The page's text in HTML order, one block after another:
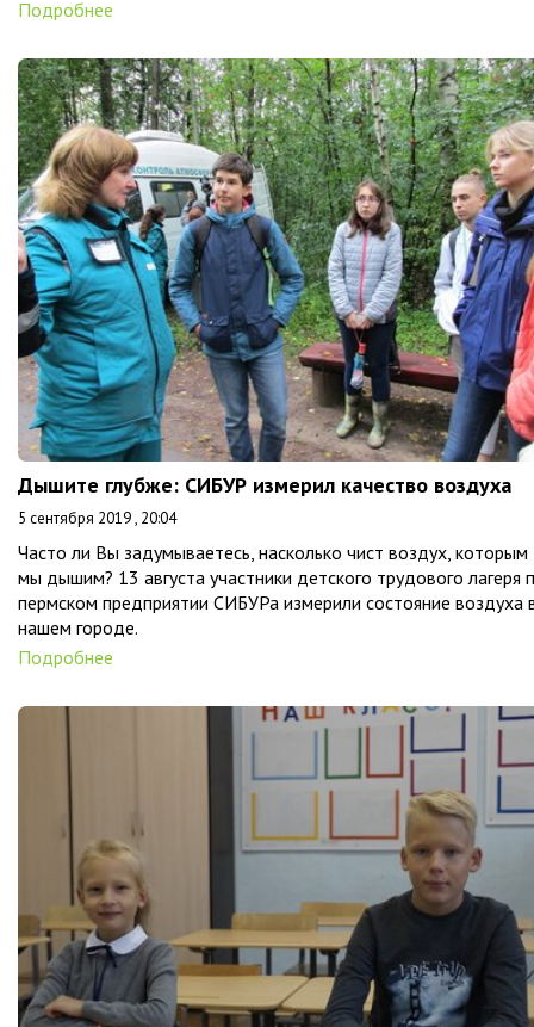
Подробнее
Дышите глубже: СИБУР измерил качество воздуха
5 сентября 2019 , 20:04
Часто ли Вы задумываетесь, насколько чист воздух, которым
мы дышим? 13 августа участники детского трудового лагеря
пермском предприятии СИБУРа измерили состояние воздуха
нашем городе.
Подробнее